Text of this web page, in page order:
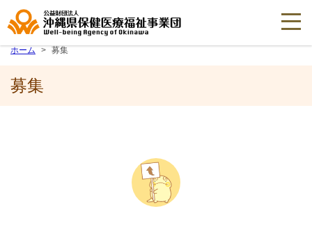
ホーム 募集
募集